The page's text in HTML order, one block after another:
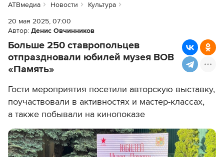
АТВмедиа Новости
Культура
20 мая 2025, 07:00
Автор: Денис Овчинников
Больше 250 ставропольцев
отпраздновали юбилей музея ВОВ
«Память»
Гости мероприятия посетили авторскую выставку,
поучаствовали в активностях и мастер-классах,
а также побывали на кинопоказе